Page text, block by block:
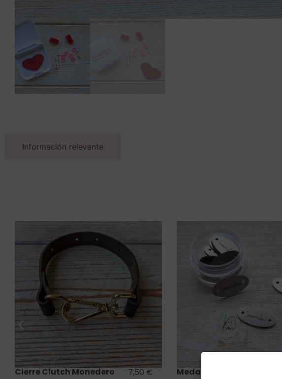
Información relevante
Saber más
Medalla acero inoxidable 1,20€
Saber más
Etiquetas tela Sweetulasi